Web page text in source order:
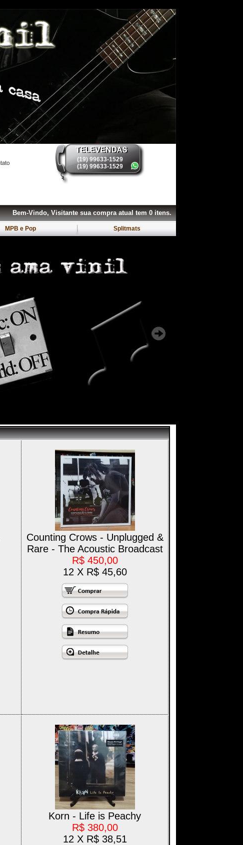
(19) 99633-1529
(19) 99633-1529
Bem-Vindo, Visitantesua compra atual tem0itens.
MPB e Pop Splitmats
Counting Crows - Unplugged &
Rare - The Acoustic Broadcast
R$ 450,00
12 X R$ 45,60
Korn - Life is Peachy
R$ 380,00
12 X R$ 38,51